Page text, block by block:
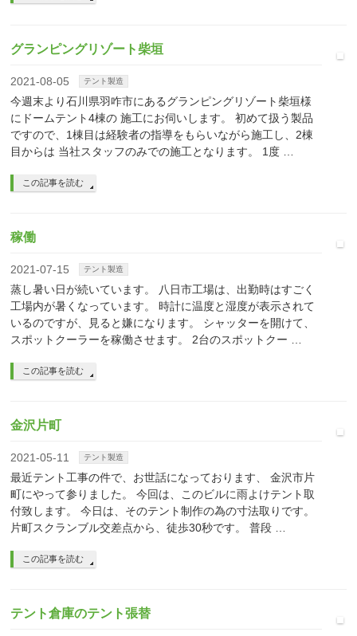
グランピングリゾート柴垣
2021-08-05 テント製造
今週末より石川県羽咋市にあるグランピングリゾート柴垣様
にドームテント4棟の 施工にお伺いします。 初めて扱う製品
ですので、1棟目は経験者の指導をもらいながら施工し、2棟
目からは 当社スタッフのみでの施工となります。 1度 …
この記事を読む
稼働
2021-07-15 テント製造
蒸し暑い日が続いています。 八日市工場は、出勤時はすごく
工場内が暑くなっています。 時計に温度と湿度が表示されて
いるのですが、見ると嫌になります。 シャッターを開けて、
スポットクーラーを稼働させます。 2台のスポットクー …
この記事を読む
金沢片町
2021-05-11 テント製造
最近テント工事の件で、お世話になっております、 金沢市片
町にやって参りました。 今回は、このビルに雨よけテント取
付致します。 今日は、そのテント制作の為の寸法取りです。
片町スクランブル交差点から、徒歩30秒です。 普段 …
この記事を読む
テント倉庫のテント張替